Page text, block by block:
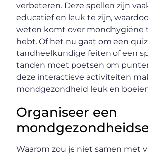
verbeteren. Deze spellen zijn
educatief en leuk te zijn,
weten komt over mondhygiëne
hebt. Of het nu gaat om een
tandheelkundige feiten of een
tanden moet poetsen om
deze interactieve activiteiten
mondgezondheid leuk en
Organiseer een
Waarom zou je niet samen met